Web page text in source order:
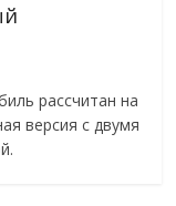
рассчитан на
версия с двумя